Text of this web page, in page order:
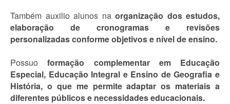
Também auxilio alunos na organização dos estudos,
elaboração de cronogramas e revisões
personalizadas conforme objetivos e nível de ensino.
Possuoformação complementar em Educação
Especial, Educação Integral e Ensino de Geografia e
História, o que me permite adaptar os materiais a
diferentes públicos e necessidades educacionais.